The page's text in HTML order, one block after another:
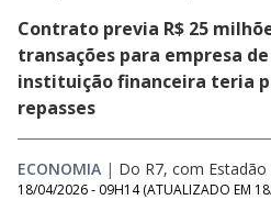
Contrato previa R$ 25
transações para empresa
instituição financeira teria
repasses
ECONOMIA | Do R7, com
18/04/2026 - 09H14 (ATUALIZADO EM